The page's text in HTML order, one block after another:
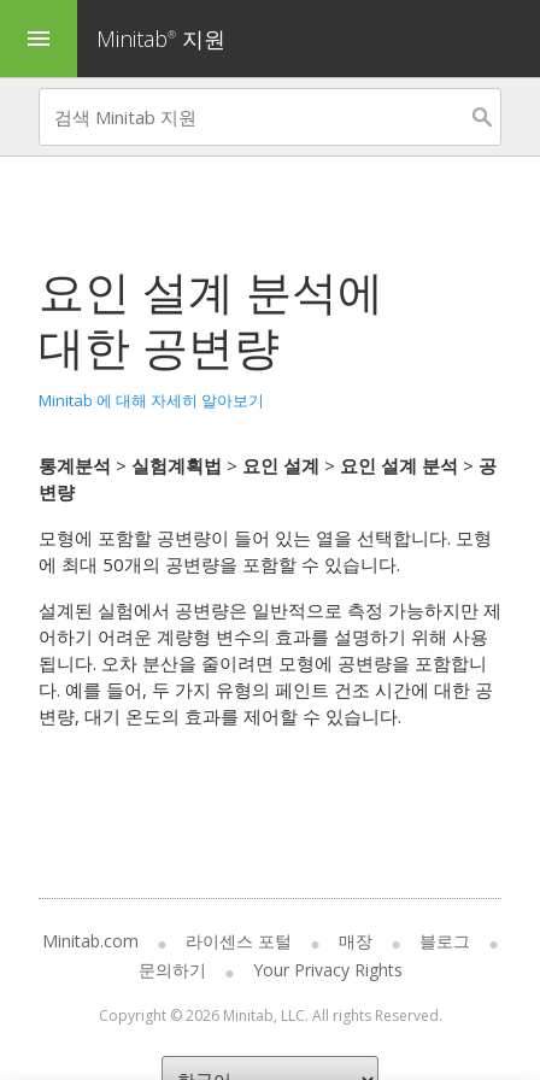
menu Minitab® 지원
요인 설계 분석에
대한 공변량
Minitab 에 대해 자세히 알아보기
통계분석 > 실험계획법 > 요인 설계 > 요인 설계 분석 > 공
변량
모형에 포함할 공변량이 들어 있는 열을 선택합니다. 모형
에 최대 50개의 공변량을 포함할 수 있습니다.
설계된 실험에서 공변량은 일반적으로 측정 가능하지만 제
어하기 어려운 계량형 변수의 효과를 설명하기 위해 사용
됩니다. 오차 분산을 줄이려면 모형에 공변량을 포함합니
다. 예를 들어, 두 가지 유형의 페인트 건조 시간에 대한 공
변량, 대기 온도의 효과를 제어할 수 있습니다.
Minitab.com 라이센스 포털 매장
블로그
문의하기
Your Privacy Rights
Copyright © 2026 Minitab, LLC. All rights Reserved.